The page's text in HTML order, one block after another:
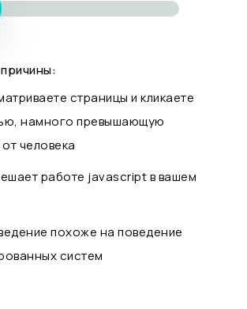
страницы и кликаете
намного превышающую
человека
работе javascript в вашем
похоже на поведение
систем